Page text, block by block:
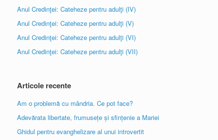
Anul Credinţei: Cateheze pentru adulţi (IV)
Anul Credinţei: Cateheze pentru adulţi (V)
Anul Credinţei: Cateheze pentru adulţi (VI)
Anul Credinţei: Cateheze pentru adulţi (VII)
Articole recente
Am o problemă cu mândria. Ce pot face?
Adevărata libertate, frumusețe și sfințenie a Mariei
Ghidul pentru evanghelizare al unui introvertit